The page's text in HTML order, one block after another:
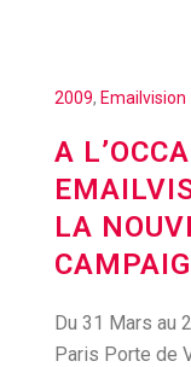
2009, Emailvision
A
LA
Du 31 Mars au
Paris Porte de